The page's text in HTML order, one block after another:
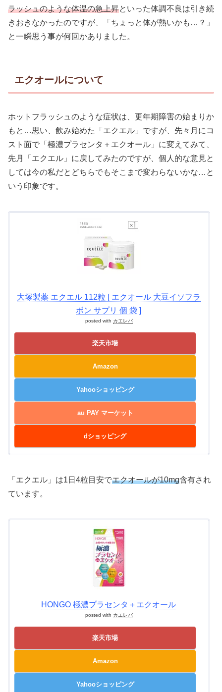
ラッシュのような体温の急上昇といった体調不良は引き続
きおきなかったのですが、「ちょっと体が熱いかも…？」
と一瞬思う事が何回かありました。
エクオールについて
ホットフラッシュのような症状は、更年期障害の始まりか
もと…思い、飲み始めた「エクエル」ですが、先々月にコ
スト面で「極濃プラセンタ＋エクオール」に変えてみて、
先月「エクエル」に戻してみたのですが、個人的な意見と
しては今の私だとどちらでもそこまで変わらないかな…と
いう印象です。
大塚製薬 エクエル 112粒 [ エクオール 大豆イソフラ
ボン サプリ 個 袋 ]
posted with カエレバ
楽天市場
Amazon
Yahooショッピング
au PAY マーケット
dショッピング
「エクエル」は1日4粒目安でエクオールが10mg含有され
ています。
HONGO 極濃プラセンタ＋エクオール
posted with カエレバ
楽天市場
Amazon
Yahooショッピング